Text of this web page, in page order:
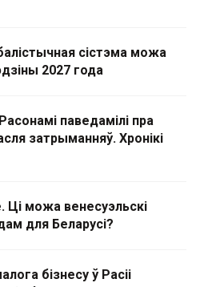
сістэма можа
2027 года
паведамілі пра
затрыманняў. Хронікі
можа венесуэльскі
для Беларусі?
бізнесу ў Расіі